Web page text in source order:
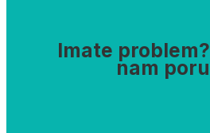
Imate
nam